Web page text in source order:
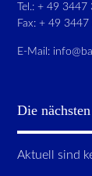
Tel.: + 49 3447
Fax: + 49
E-Mail:
Die
Aktuell sind